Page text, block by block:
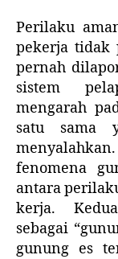
Perilaku
pekerja tidak
pernah
sistem
mengarah
satu sama
fenomena
antara
kerja.
sebagai
gunung es